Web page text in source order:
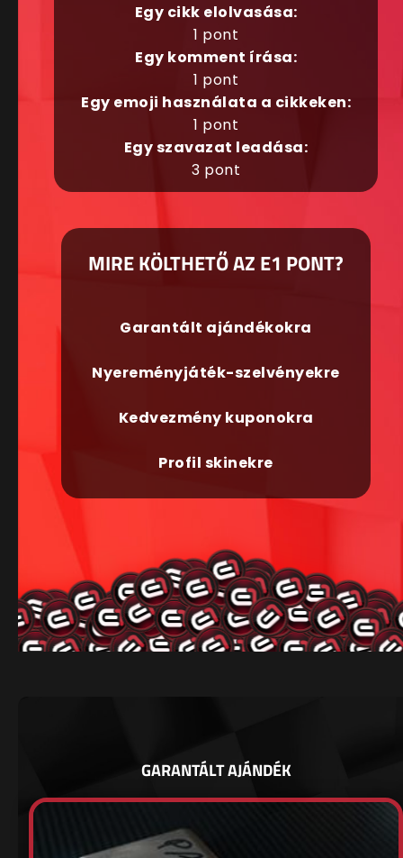
Egy cikk elolvasása:
1 pont
Egy komment írása:
1 pont
Egy emoji használata a cikkeken:
1 pont
Egy szavazat leadása:
3 pont
MIRE KÖLTHETŐ AZ E1 PONT?
Garantált ajándékokra
Nyereményjáték-szelvényekre
Kedvezmény kuponokra
Profil skinekre
GARANTÁLT AJÁNDÉK